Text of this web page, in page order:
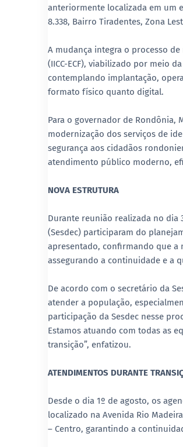
anteriormente localizada em um
8.338, Bairro Tiradentes, Zona
A mudança integra o processo
(IICC-ECF), viabilizado por meio
contemplando implantação,
formato físico quanto digital.
Para o governador de Rondônia,
modernização dos serviços de
segurança aos cidadãos
atendimento público moderno,
NOVA ESTRUTURA
Durante reunião realizada no dia
(Sesdec) participaram do
apresentado, confirmando que a
assegurando a continuidade e a
De acordo com o secretário da
atender a população,
participação da Sesdec nesse
Estamos atuando com todas as
transição”, enfatizou.
ATENDIMENTOS DURANTE
Desde o dia 1º de agosto, os
localizado na Avenida Rio
– Centro, garantindo a